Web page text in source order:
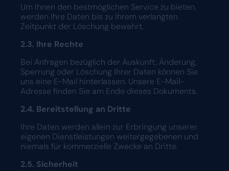
Um Ihnen den bestmöglichen Service zu bieten,
werden Ihre Daten bis zu Ihrem verlangten
Zeitpunkt der Löschung bewahrt.
2.3. Ihre Rechte
Bei Anfragen bezüglich der Auskunft, Änderung,
Sperrung oder Löschung Ihrer Daten können Sie
uns eine E-Mail hinterlassen. Unsere E-Mail-
Adresse finden Sie am Ende dieses Dokuments.
2.4. Bereitstellung an Dritte
Ihre Daten werden allein zur Erbringung unserer
eigenen Dienstleistungen weitergegebenen und
niemals für kommerzielle Zwecke an Dritte.
2.5. Sicherheit